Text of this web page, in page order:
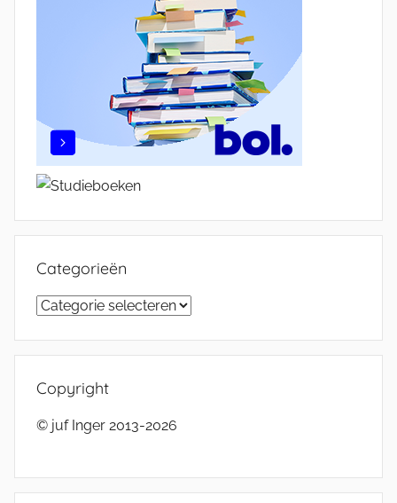
Categorieën
Categorieën
Copyright
© juf Inger 2013-2026